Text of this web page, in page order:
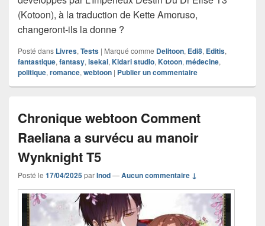
(Kotoon), à la traduction de Kette Amoruso,
changeront-ils la donne ?
Posté dans Livres, Tests | Marqué comme Delitoon, Edi8, Editis,
fantastique, fantasy, isekai, Kidari studio, Kotoon, médecine,
politique, romance, webtoon | Publier un commentaire
Chronique webtoon Comment
Raeliana a survécu au manoir
Wynknight T5
Posté le 17/04/2025parInod—Aucun commentaire ↓